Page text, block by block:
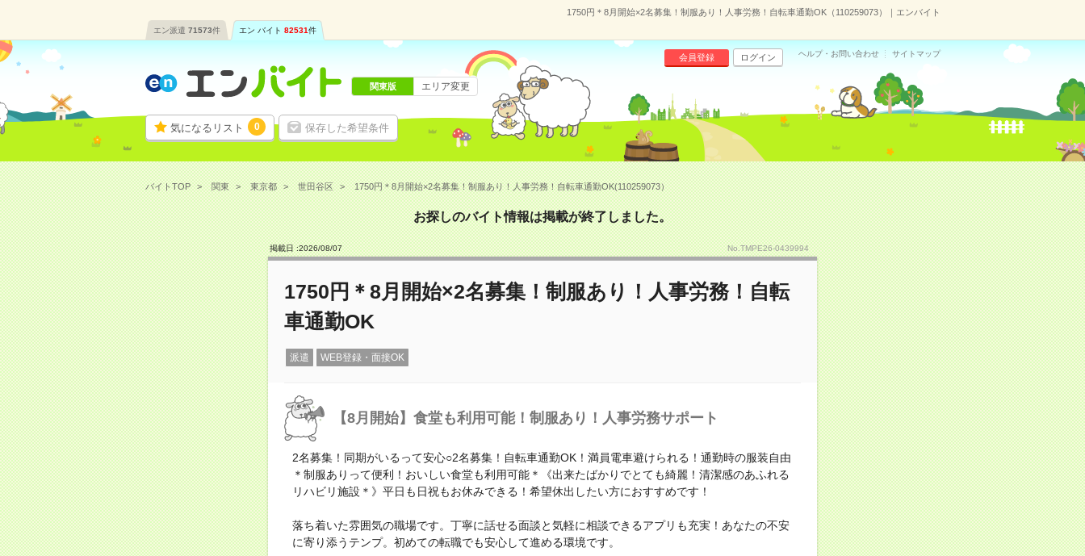
1750円＊8月開始×2名募集！制服あり！人事労務！自転車通勤OK（110259073）｜エンバイト
エン派遣 71573件 エン バイト 82531件
気になるリスト 0 保存した希望条件
会員登録 ログイン ヘルプ・お問い合わせ サイトマップ
関東版 エリア変更
バイトTOP 関東 東京都 世田谷区 1750円＊8月開始×2名募集！制服あり！人事労務！自転車通勤OK(110259073）
お探しのバイト情報は掲載が終了しました。
掲載日 :2026/08/07 No.TMPE26-0439994
1750円＊8月開始×2名募集！制服あり！人事労務！自転
車通勤OK
派遣 WEB登録・面接OK
【8月開始】食堂も利用可能！制服あり！人事労務サポート
2名募集！同期がいるって安心○2名募集！自転車通勤OK！満員電車避けられる！通勤時の服装自由
＊制服ありって便利！おいしい食堂も利用可能＊《出来たばかりでとても綺麗！清潔感のあふれる
リハビリ施設＊》平日も日祝もお休みできる！希望休出したい方におすすめです！
落ち着いた雰囲気の職場です。丁寧に話せる面談と気軽に相談できるアプリも充実！あなたの不安
に寄り添うテンプ。初めての転職でも安心して進める環境です。